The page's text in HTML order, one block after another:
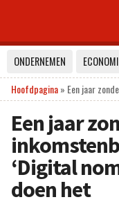
ONDERNEMEN
Hoofdpagina» Een jaar
Een jaar
‘Digital
doen het